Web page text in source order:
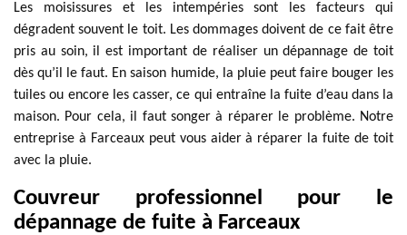
Les moisissures et les intempéries sont les facteurs qui
dégradent souvent le toit. Les dommages doivent de ce fait être
pris au soin, il est important de réaliser un dépannage de toit
dès qu’il le faut. En saison humide, la pluie peut faire bouger les
tuiles ou encore les casser, ce qui entraîne la fuite d’eau dans la
maison. Pour cela, il faut songer à réparer le problème. Notre
entreprise à Farceaux peut vous aider à réparer la fuite de toit
avec la pluie.
Couvreur professionnel pour le
dépannage de fuite à Farceaux